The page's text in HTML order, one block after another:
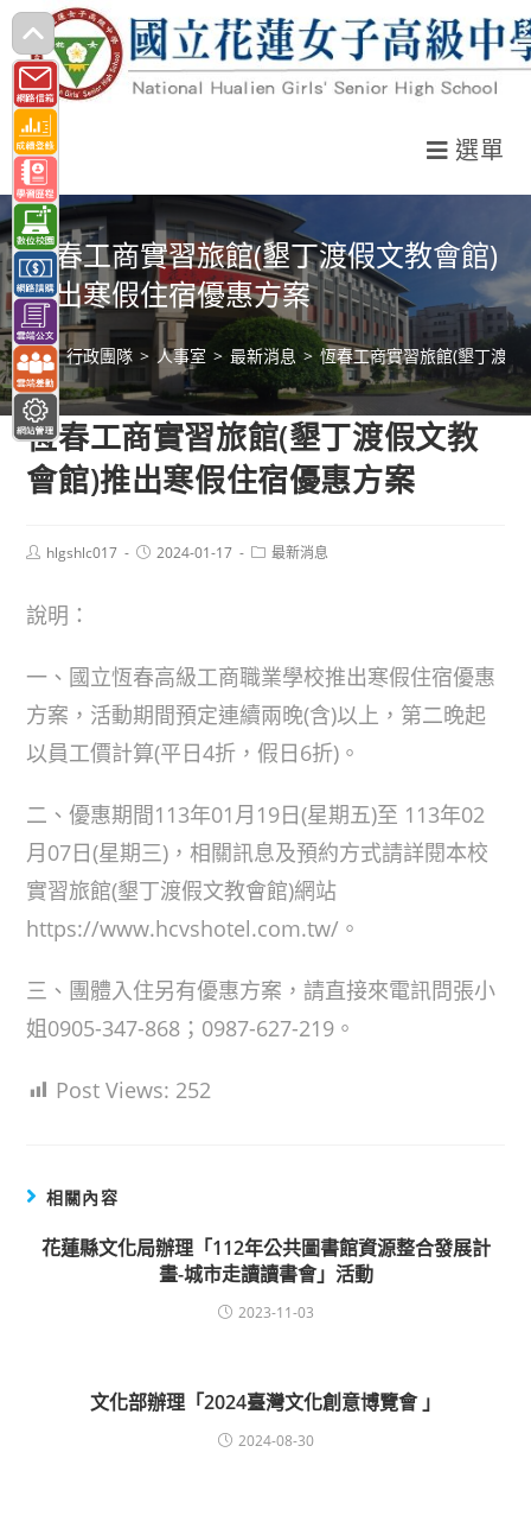
跳
轉
至
主
要
內
容
選單
恆春工商實習旅館(墾丁渡假文教會館)
推出寒假住宿優惠方案
> 行政團隊 > 人事室 > 最新消息 > 恆春工商實習旅館(墾丁渡
恆春工商實習旅館(墾丁渡假文教
會館)推出寒假住宿優惠方案
Posthlgshlc017
Post2024-01-17
Post最新消息
說明：
一、國立恆春高級工商職業學校推出寒假住宿優惠
方案，活動期間預定連續兩晚(含)以上，第二晚起
以員工價計算(平日4折，假日6折)。
二、優惠期間113年01月19日(星期五)至 113年02
月07日(星期三)，相關訊息及預約方式請詳閱本校
實習旅館(墾丁渡假文教會館)網站
https://www.hcvshotel.com.tw/。
三、團體入住另有優惠方案，請直接來電訊問張小
姐0905-347-868；0987-627-219。
Post Views: 252
相關內容
花蓮縣文化局辦理「112年公共圖書館資源整合發展計
畫-城市走讀讀書會」活動
2023-11-03
文化部辦理「2024臺灣文化創意博覽會 」
2024-08-30